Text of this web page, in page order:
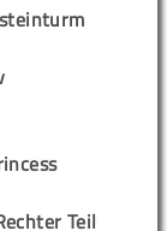
Teil